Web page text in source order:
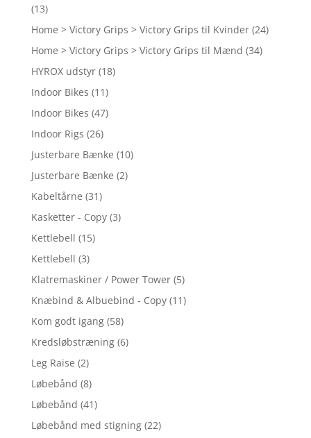
(13)
Home > Victory Grips > Victory Grips til Kvinder (24)
Home > Victory Grips > Victory Grips til Mænd (34)
HYROX udstyr (18)
Indoor Bikes (11)
Indoor Bikes (47)
Indoor Rigs (26)
Justerbare Bænke (10)
Justerbare Bænke (2)
Kabeltårne (31)
Kasketter - Copy (3)
Kettlebell (15)
Kettlebell (3)
Klatremaskiner / Power Tower (5)
Knæbind & Albuebind - Copy (11)
Kom godt igang (58)
Kredsløbstræning (6)
Leg Raise (2)
Løbebånd (8)
Løbebånd (41)
Løbebånd med stigning (22)